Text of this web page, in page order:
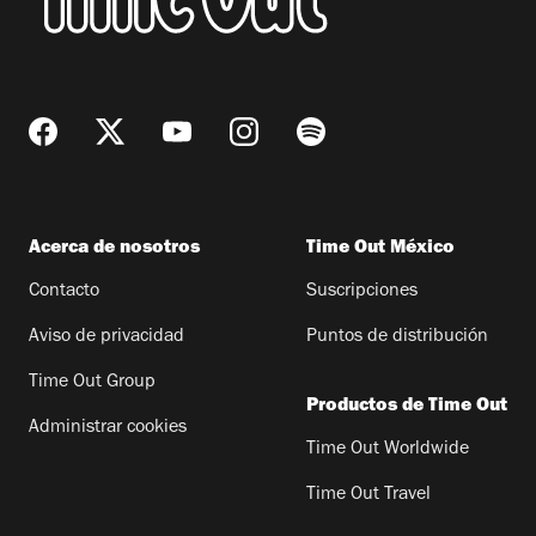
Acerca de nosotros
Contacto
Aviso de privacidad
Time Out Group
Administrar cookies
Time Out México
Suscripciones
Puntos de distribución
Productos de Time Out
Time Out Worldwide
Time Out Travel